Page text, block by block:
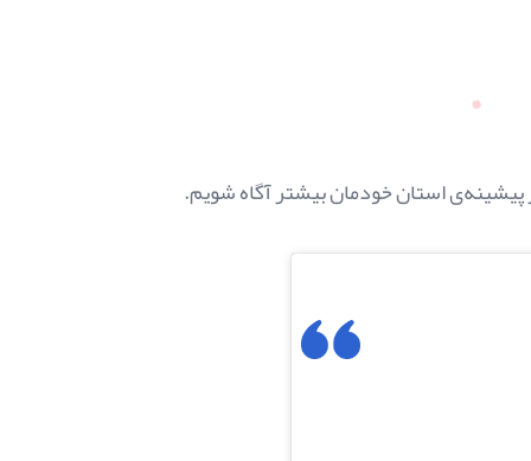
پیشینه‌ی استان خودمان بیشتر آگاه شویم.